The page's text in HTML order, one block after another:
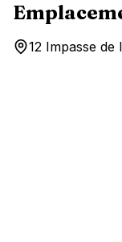
12 Impasse